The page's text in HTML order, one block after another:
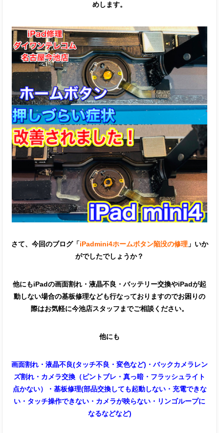
めします。
さて、今回のブログ「iPadmini4ホームボタン陥没の修理」いか
がでしたでしょうか？
他にもiPadの画面割れ・液晶不良・バッテリー交換やiPadが起
動しない場合の基板修理なども行なっておりますのでお困りの
際はお気軽に今池店スタッフまでご相談ください。
他にも
画面割れ・液晶不良(タッチ不良・変色など)・バックカメラレン
ズ割れ・カメラ交換（ピントブレ・真っ暗・フラッシュライト
点かない）・基板修理(部品交換しても起動しない・充電できな
い・タッチ操作できない・カメラが映らない・リンゴループに
なるなどなど)